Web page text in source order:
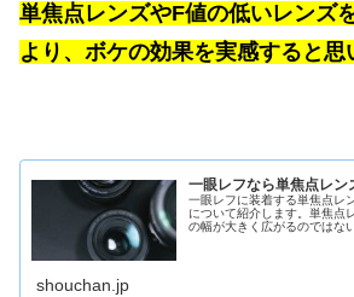
単焦点レンズやF値の低いレンズ
より、ボケの効果を実感すると思
一眼レフなら単焦点レン
一眼レフに装着する単焦点レ
について紹介します。単焦点
の幅が大きく広がるのではな
shouchan.jp